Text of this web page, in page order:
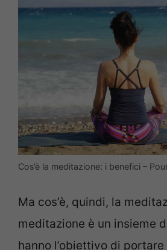
Cos’è la meditazione: i benefici –
Ma cos’è, quindi, la
meditazione è un insieme
hanno l’obiettivo di